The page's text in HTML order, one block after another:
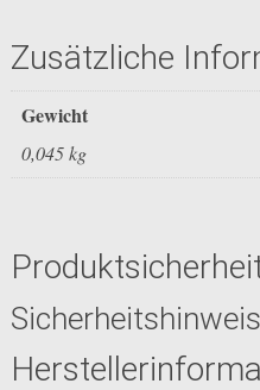
Zusätzliche
Gewicht
0,045 kg